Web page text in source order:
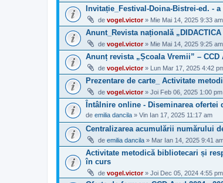
Invitație_Festival-Doina-Bistrei-ed. - a
de vogel.victor» Mie Mai 14, 2025 9:33 am
Anunt_Revista națională
de vogel.victor» Mie Mai 14, 2025 9:25 am
Anunț revista „Școala Vremii” – CCD
de vogel.victor» Lun Mar 17, 2025 4:42
Prezentare de carte_ Activitate
de vogel.victor» Joi Feb 06, 2025 1:00 pm
Întâlnire online - Diseminarea ofertei
de emilia dancila » Vin Ian 17, 2025 11:17 am
Centralizarea acumulării numărului
de emilia dancila » Mar Ian 14, 2025 9:41
Activitate metodică bibliotecari și
în curs
de vogel.victor» Joi Dec 05, 2024 4:55 pm